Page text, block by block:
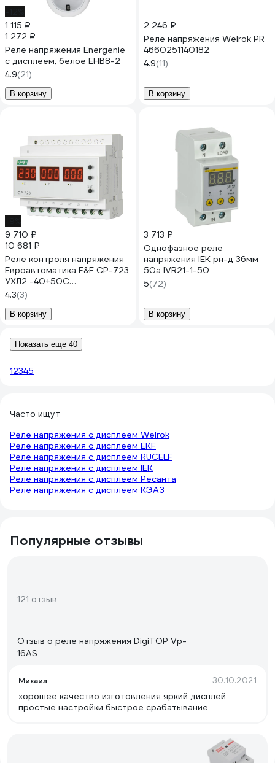
1 115 ₽
1 272 ₽
Реле напряжения Energenie
с дисплеем, белое EHB8-2
4.9(21)
В корзину
2 246 ₽
Реле напряжения Welrok PR
4660251140182
4.9(11)
В корзину
9 710 ₽
10 681 ₽
Реле контроля напряжения
Евроавтоматика F&F CP-723
УХЛ2 -40+50С
EA04.009.019
4.3(3)
В корзину
3 713 ₽
Однофазное реле
напряжения IEK рн-д 36мм
50а IVR21-1-50
5(72)
В корзину
Показать еще 40
12345
Часто ищут
Реле напряжения с дисплеем Welrok
Реле напряжения с дисплеем EKF
Реле напряжения с дисплеем RUCELF
Реле напряжения с дисплеем IEK
Реле напряжения с дисплеем Ресанта
Реле напряжения с дисплеем КЭАЗ
Популярные отзывы
121 отзыв
Отзыв о реле напряжения DigiTOP Vp-
16AS
Михаил 30.10.2021
хорошее качество изготовления яркий дисплей
простые настройки быстрое срабатывание